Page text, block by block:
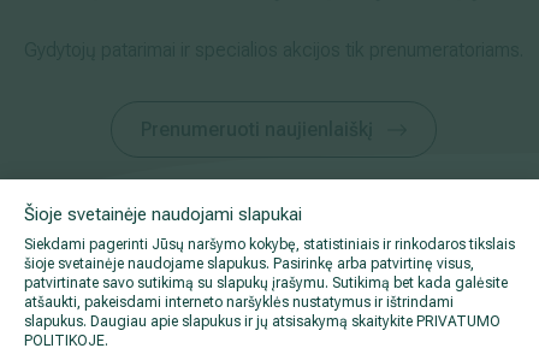
Šioje svetainėje naudojami slapukai
Siekdami pagerinti Jūsų naršymo kokybę, statistiniais ir rinkodaros tikslais
šioje svetainėje naudojame slapukus. Pasirinkę arba patvirtinę visus,
patvirtinate savo sutikimą su slapukų įrašymu. Sutikimą bet kada galėsite
atšaukti, pakeisdami interneto naršyklės nustatymus ir ištrindami
slapukus. Daugiau apie slapukus ir jų atsisakymą skaitykite PRIVATUMO
POLITIKOJE.
Informacija pacientams